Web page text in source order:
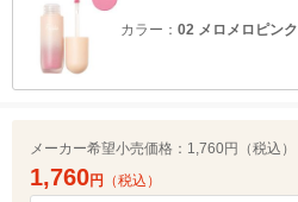
カラー： 02 メロメロピンク
メーカー希望小売価格： 1,760円（税込）
1,760円 （税込）